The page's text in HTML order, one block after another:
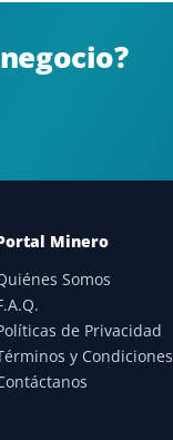
Minero
Somos
de Privacidad
y Condiciones